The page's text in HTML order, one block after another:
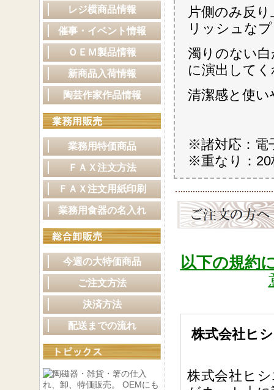
片側のみ反
リッシュな
濁りのない
に演出して
清潔感と使
※諸対応：電
※重なり：20
以下の規約
株式会社ヒ
株式会社ヒ
レジ横商品情報
催事・イベント情報
ＯＥＭ製品情報
新商品入荷情報
陶芸作家作品情報
業務用特価商品
ＦＡＸ注文方法
ＦＡＸ注文用紙印刷
業務用食器の名入れ
今週の大特価商品
ご注文方法
決済方法
配送までの流れ